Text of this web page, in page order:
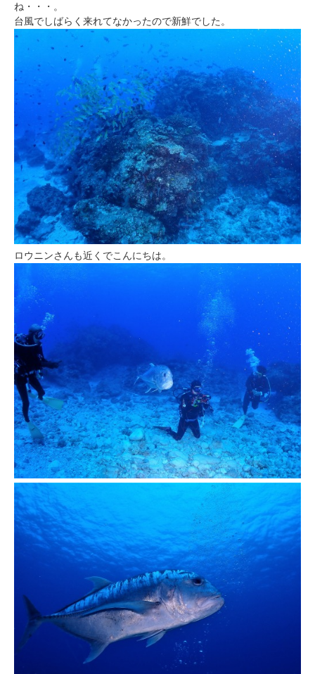
ね・・・。
台風でしばらく来れてなかったので新鮮でした。
ロウニンさんも近くでこんにちは。